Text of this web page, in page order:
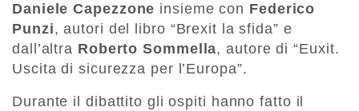
Daniele Capezzone insieme con Federico
Punzi, autori del libro “Brexit la sfida” e
dall’altra Roberto Sommella, autore di “Euxit.
Uscita di sicurezza per l’Europa”.
Durante il dibattito gli ospiti hanno fatto il